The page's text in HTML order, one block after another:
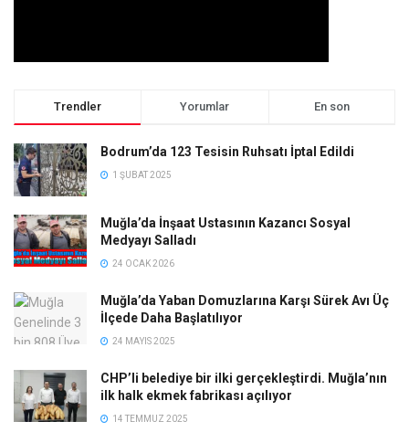
Trendler Yorumlar En son
Bodrum’da 123 Tesisin Ruhsatı İptal Edildi
1 ŞUBAT 2025
Muğla’da İnşaat Ustasının Kazancı Sosyal
Medyayı Salladı
24 OCAK 2026
Muğla’da Yaban Domuzlarına Karşı Sürek Avı Üç
İlçede Daha Başlatılıyor
24 MAYIS 2025
CHP’li belediye bir ilki gerçekleştirdi. Muğla’nın
ilk halk ekmek fabrikası açılıyor
14 TEMMUZ 2025